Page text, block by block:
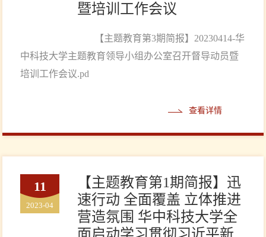
暨培训工作会议
【主题教育第3期简报】20230414-华
中科技大学主题教育领导小组办公室召开督导动员暨
培训工作会议.pd
查看详情
11
2023-04
【主题教育第1期简报】迅
速行动 全面覆盖 立体推进
营造氛围 华中科技大学全